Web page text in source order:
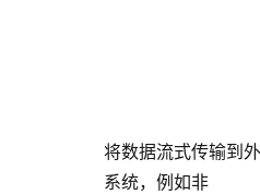
将数据流式传输到
系统，例如非